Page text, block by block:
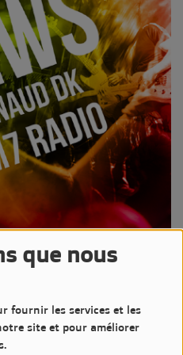
que nous
fournir les services et les
site et pour améliorer
News animée par Arnaud DK
de 20h à 21h sur LM7